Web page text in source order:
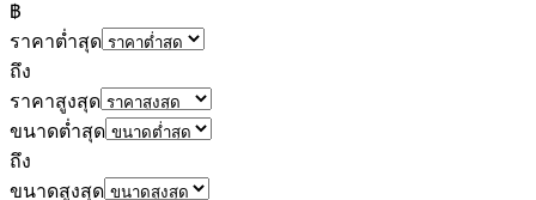
฿
ราคาต่ำสุด
ถึง
ราคาสูงสุด
ขนาดต่ำสุด
ถึง
ขนาดสูงสุด